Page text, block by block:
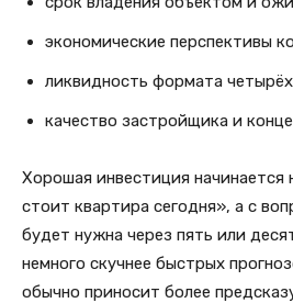
экономические перспективы
ликвидность формата
качество застройщика и
Хорошая инвестиция начинается
стоит квартира сегодня», а с
будет нужна через пять или
немного скучнее быстрых
обычно приносит более